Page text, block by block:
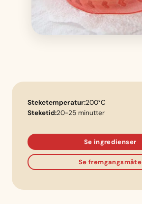
Steketemperatur:200°C
Steketid:20-25 minutter
Se ingredienser
Se fremgangsmåte